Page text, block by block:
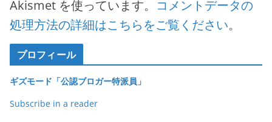
Akismet を使っています。 コメントデータの
処理方法の詳細はこちらをご覧ください。
プロフィール
ギズモード「公認ブロガー特派員」
Subscribe in a reader